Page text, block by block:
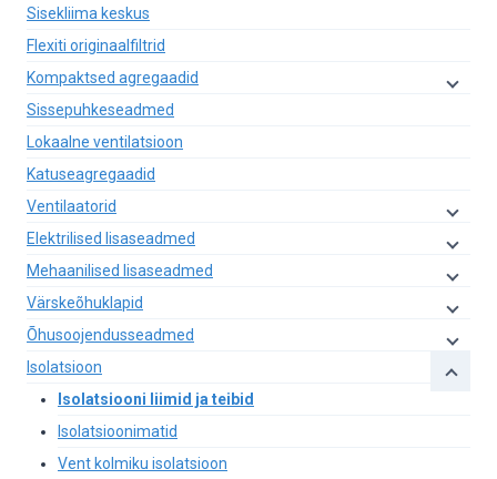
Sisekliima keskus
Flexiti originaalfiltrid
Kompaktsed agregaadid
Sissepuhkeseadmed
Lokaalne ventilatsioon
Katuseagregaadid
Ventilaatorid
Elektrilised lisaseadmed
Mehaanilised lisaseadmed
Värskeõhuklapid
Õhusoojendusseadmed
Isolatsioon
Isolatsiooni liimid ja teibid
Isolatsioonimatid
Vent kolmiku isolatsioon